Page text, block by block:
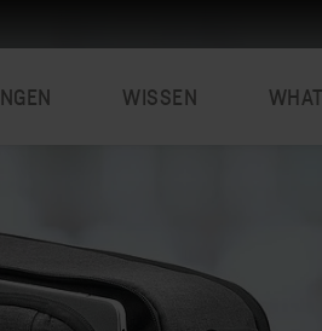
WISSEN